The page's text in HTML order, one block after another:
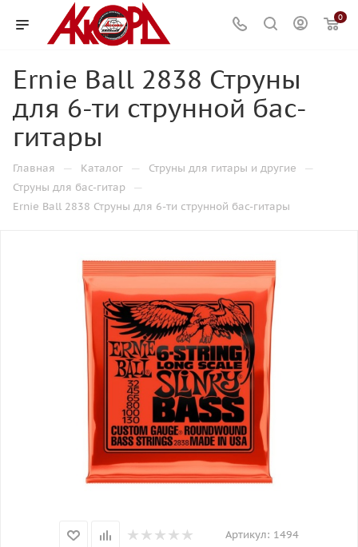
0
Ernie Ball 2838 Струны
для 6-ти струнной бас-
гитары
Главная — Каталог — Струны для гитары и другие —
Струны для бас-гитар —
Ernie Ball 2838 Струны для 6-ти струнной бас-гитары
Артикул: 1494